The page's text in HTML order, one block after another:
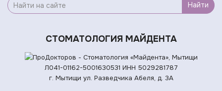
Найти
СТОМАТОЛОГИЯ МАЙДЕНТА
Л041-01162-5001630531 ИНН 5029281787
г. Мытищи ул. Разведчика Абеля, д. 3А